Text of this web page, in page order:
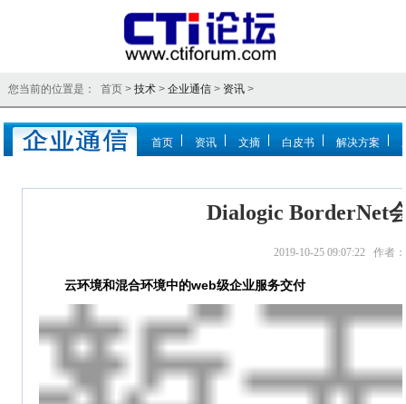
您当前的位置是： 首页 > 技术> 企业通信> 资讯>
首页 资讯 文摘 白皮书 解决方案
Dialogic BorderNet
2019-10-25 09:07:22 作者
云环境和混合环境中的web级企业服务交付